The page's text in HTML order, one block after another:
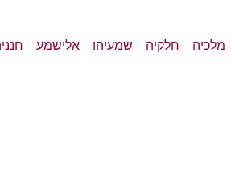
מלכיה חלקיה שמעיהו אלישמע